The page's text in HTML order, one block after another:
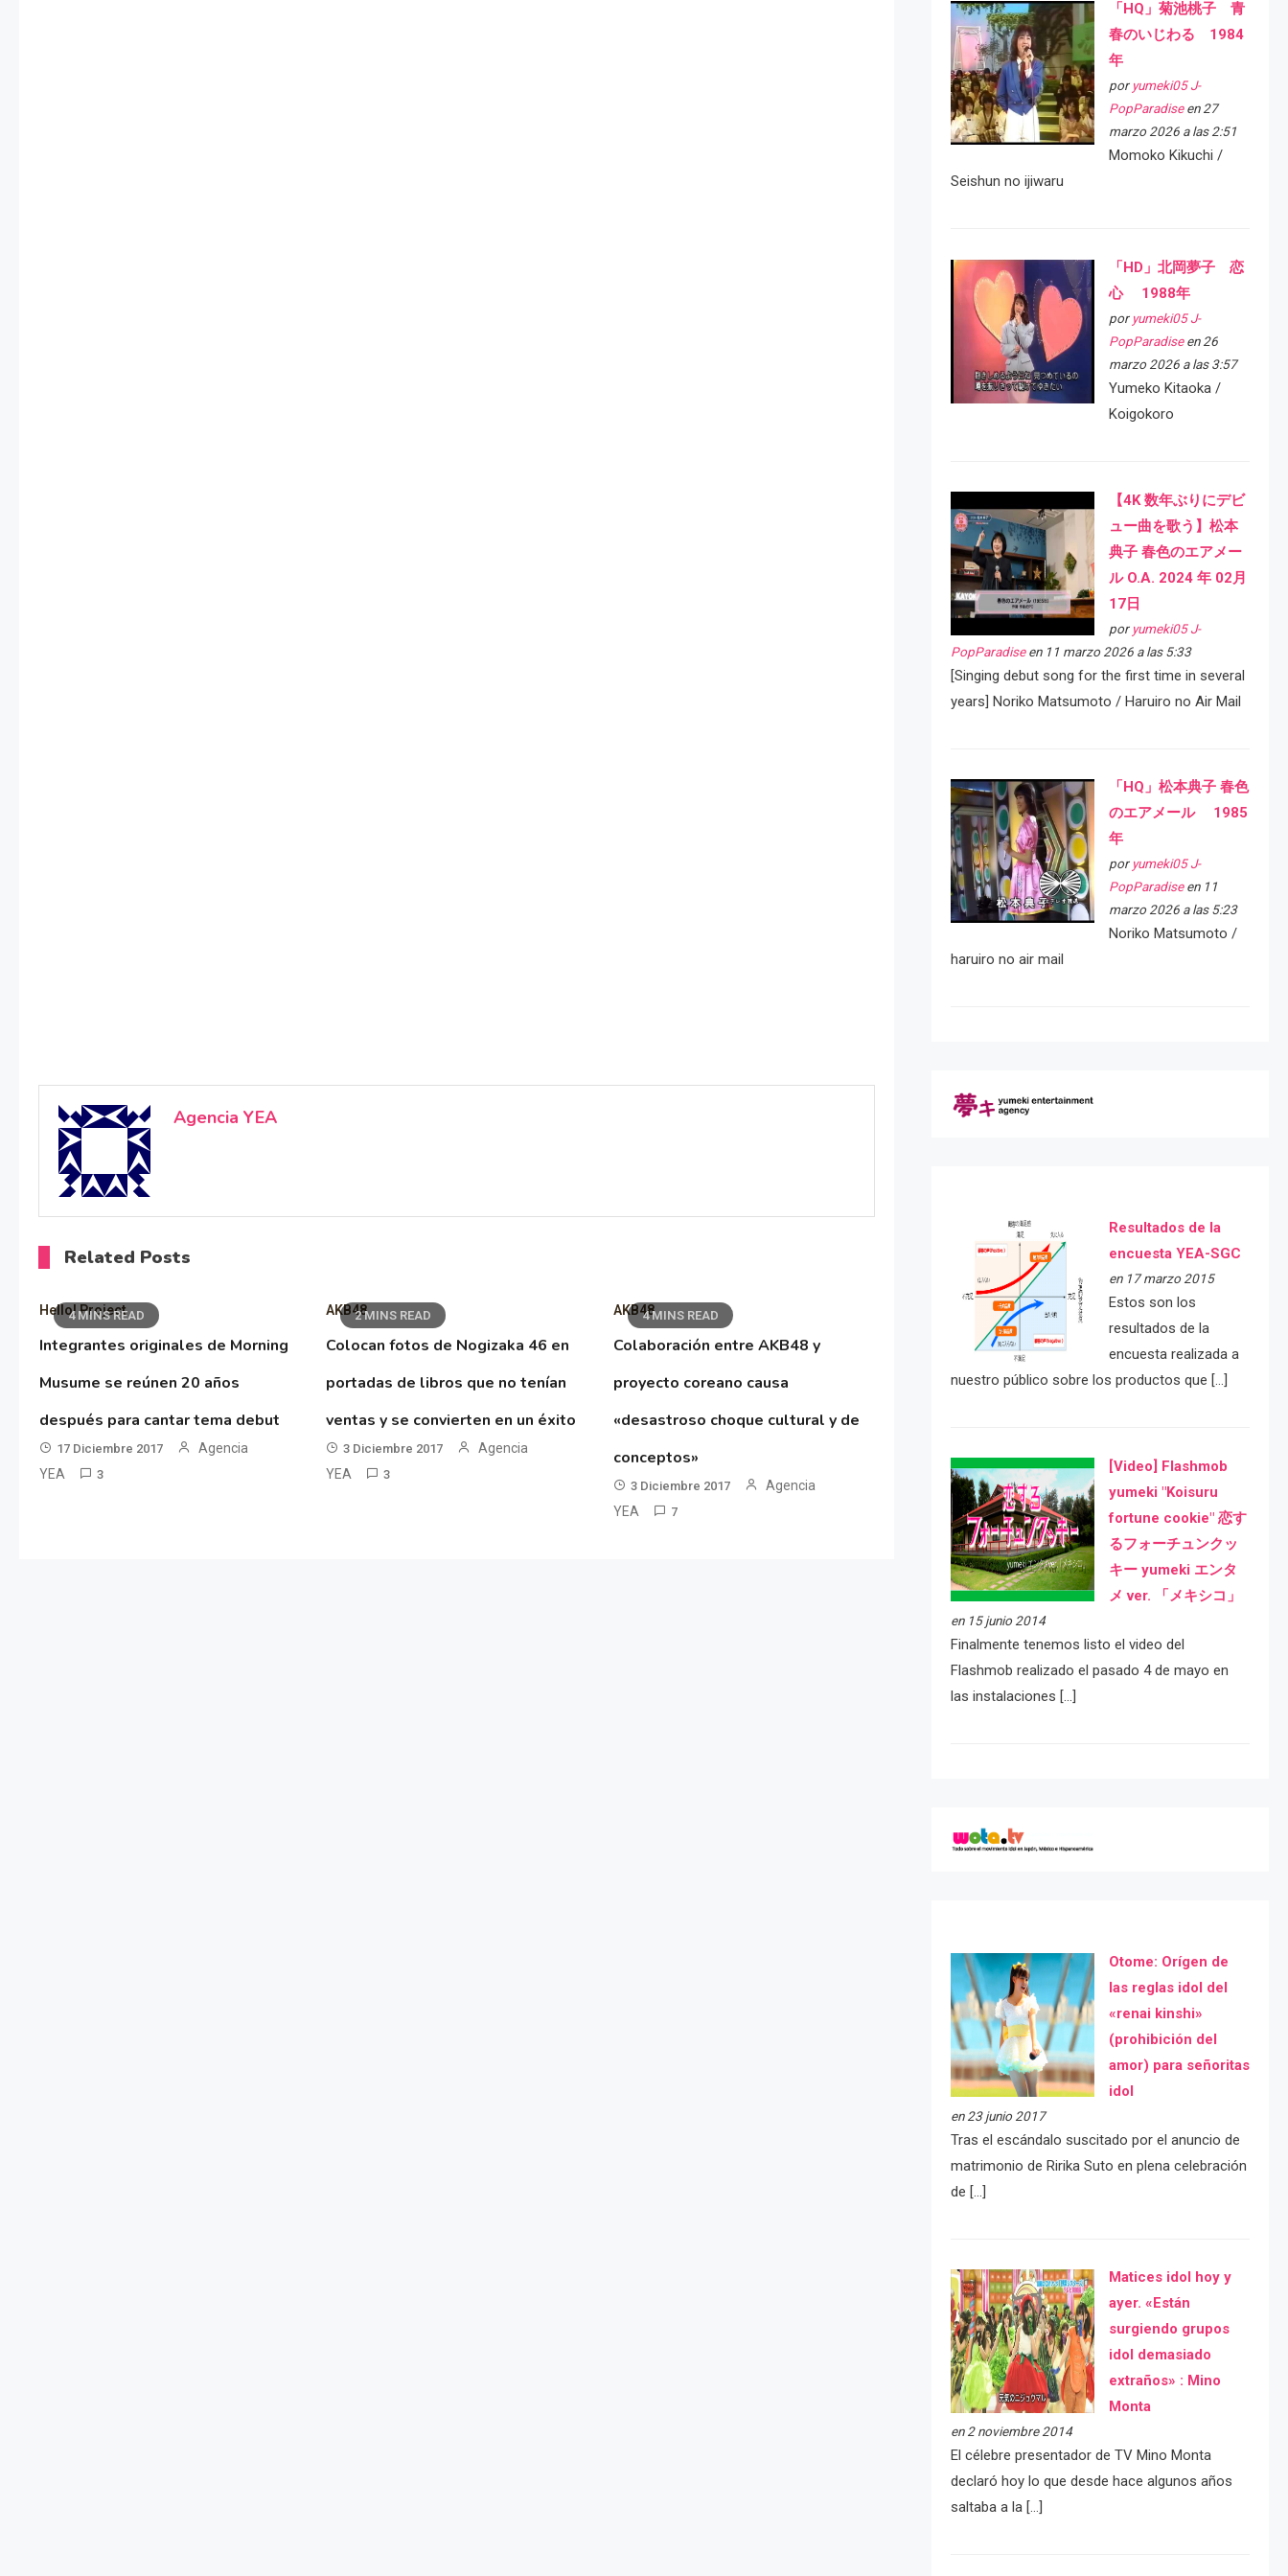
Agencia YEA
Related Posts
4 MINS READ
Hello! Project
Integrantes originales de Morning
Musume se reúnen 20 años
después para cantar tema debut
17 Diciembre 2017
Agencia
YEA
3
2 MINS READ
AKB48
Colocan fotos de Nogizaka 46 en
portadas de libros que no tenían
ventas y se convierten en un éxito
3 Diciembre 2017
Agencia
YEA
3
4 MINS READ
AKB48
Colaboración entre AKB48 y
proyecto coreano causa
«desastroso choque cultural y de
conceptos»
3 Diciembre 2017
Agencia
YEA
7
「HQ」菊池桃子 青
春のいじわる 1984
年
por yumeki05 J-
PopParadiseen 27
marzo 2026 a las 2:51
Momoko Kikuchi /
Seishun no ijiwaru
「HD」北岡夢子 恋
心 1988年
por yumeki05 J-
PopParadiseen 26
marzo 2026 a las 3:57
Yumeko Kitaoka /
Koigokoro
【4K 数年ぶりにデビ
ュー曲を歌う】松本
典子 春色のエアメー
ル O.A. 2024 年 02月
17日
por yumeki05 J-
PopParadiseen 11 marzo 2026 a las 5:33
[Singing debut song for the first time in several
years] Noriko Matsumoto / Haruiro no Air Mail
「HQ」松本典子 春色
のエアメール 1985
年
por yumeki05 J-
PopParadiseen 11
marzo 2026 a las 5:23
Noriko Matsumoto /
haruiro no air mail
Resultados de la
encuesta YEA-SGC
en 17 marzo 2015
Estos son los
resultados de la
encuesta realizada a
nuestro público sobre los productos que […]
[Video] Flashmob
yumeki "Koisuru
fortune cookie" 恋す
るフォーチュンクッ
キー yumeki エンタ
メ ver. 「メキシコ」
en 15 junio 2014
Finalmente tenemos listo el video del
Flashmob realizado el pasado 4 de mayo en
las instalaciones […]
Otome: Orígen de
las reglas idol del
«renai kinshi»
(prohibición del
amor) para señoritas
idol
en 23 junio 2017
Tras el escándalo suscitado por el anuncio de
matrimonio de Ririka Suto en plena celebración
de […]
Matices idol hoy y
ayer. «Están
surgiendo grupos
idol demasiado
extraños» : Mino
Monta
en 2 noviembre 2014
El célebre presentador de TV Mino Monta
declaró hoy lo que desde hace algunos años
saltaba a la […]